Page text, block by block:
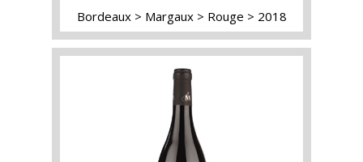
Bordeaux Margaux Rouge 2018